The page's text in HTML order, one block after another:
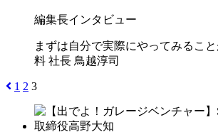
編集長インタビュー
まずは自分で実際にやってみるこ
料 社長 鳥越淳司
1 2 3